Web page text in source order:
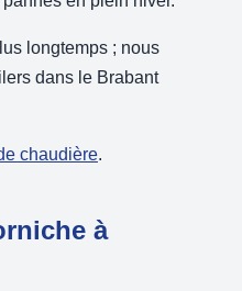
longtemps ; nous
dans le Brabant
chaudière.
à